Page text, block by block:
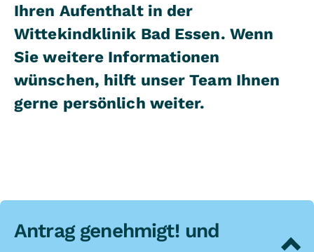
Ihren Aufenthalt in der
Wittekindklinik Bad Essen. Wenn
Sie weitere Informationen
wünschen, hilft unser Team Ihnen
gerne persönlich weiter.
Antrag genehmigt! und